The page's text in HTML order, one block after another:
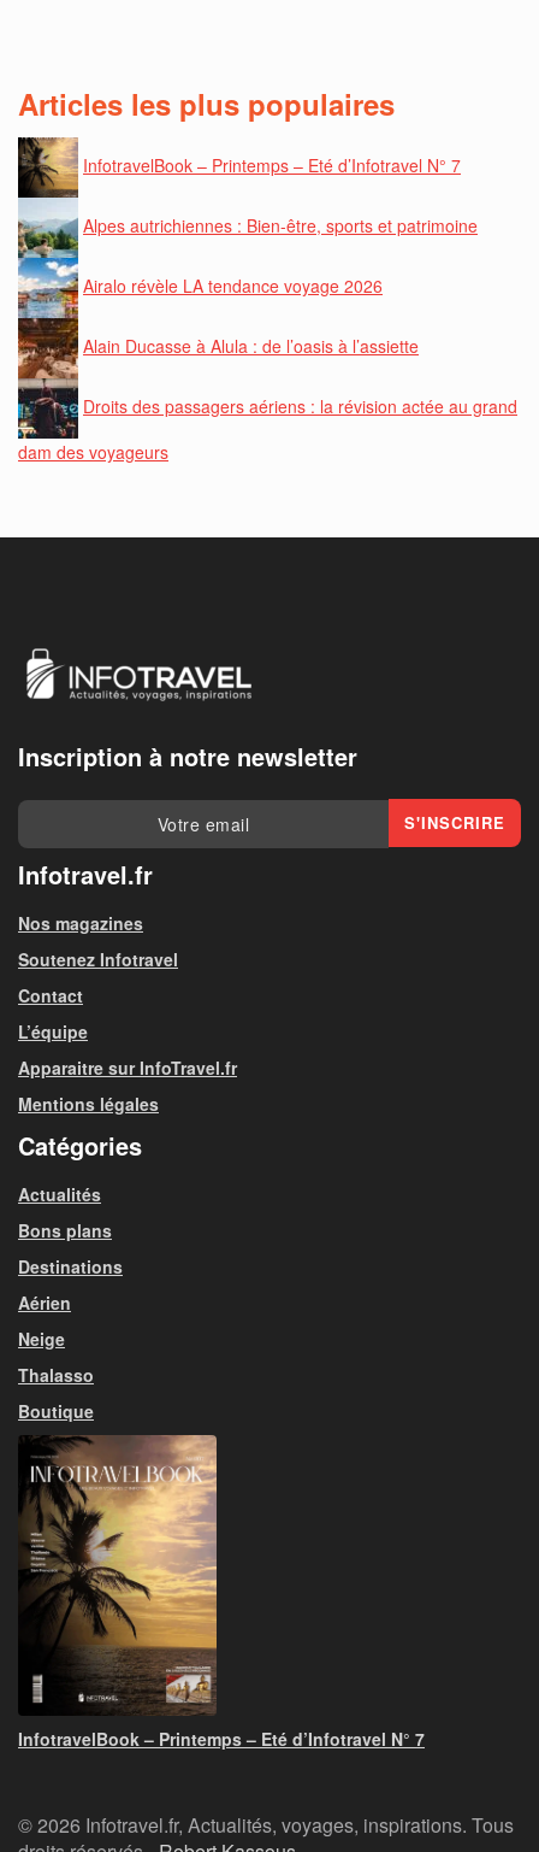
Articles les plus populaires
InfotravelBook – Printemps – Eté d’Infotravel N° 7
Alpes autrichiennes : Bien-être, sports et patrimoine
Airalo révèle LA tendance voyage 2026
Alain Ducasse à Alula : de l’oasis à l’assiette
Droits des passagers aériens : la révision actée au grand
dam des voyageurs
Inscription à notre newsletter
Infotravel.fr
Nos magazines
Soutenez Infotravel
Contact
L’équipe
Apparaitre sur InfoTravel.fr
Mentions légales
Catégories
Actualités
Bons plans
Destinations
Aérien
Neige
Thalasso
Boutique
InfotravelBook – Printemps – Eté d’Infotravel N° 7
© 2026 Infotravel.fr, Actualités, voyages, inspirations. Tous